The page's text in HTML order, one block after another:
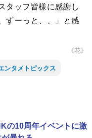
タッフ皆様に感謝し
ずーっと、、」と感
《花》
ンタメトピックス
の10周年イベントに激